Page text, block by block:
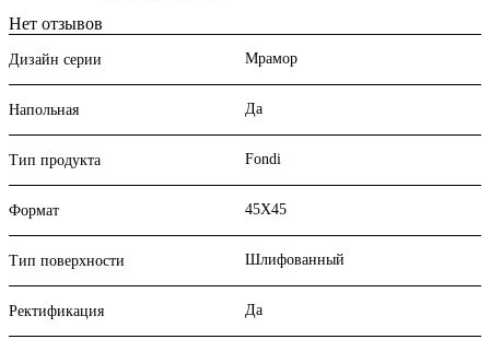
Нет отзывов
Дизайн серии Мрамор
Напольная Да
Тип продукта Fondi
Формат 45X45
Тип поверхности Шлифованный
Ректификация Да